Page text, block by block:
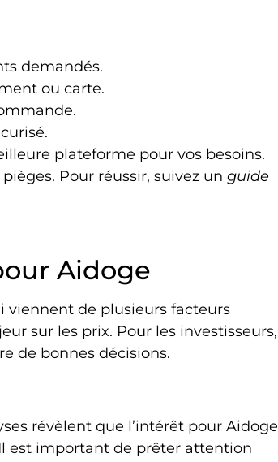
demandés.
ou carte.
plateforme pour vos besoins.
Pour réussir, suivez un guide
Aidoge
viennent de plusieurs facteurs
sur les prix. Pour les investisseurs,
de bonnes décisions.
révèlent que l’intérêt pour Aidoge
est important de prêter attention